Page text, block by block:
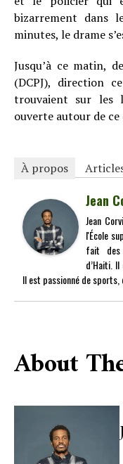
bizarrement dans
minutes, le drame
Jusqu’à ce matin,
(DCPJ), direction
trouvaient sur les
ouverte autour de ce
À propos
Jean
Jean
l'École
fait des
d’Haiti.
Il est passionné de
About